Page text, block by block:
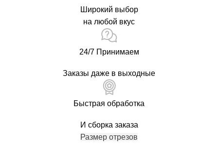
Широкий выбор
на любой вкус
24/7 Принимаем
Заказы даже в выходные
Быстрая обработка
И сборка заказа
Размер отрезов